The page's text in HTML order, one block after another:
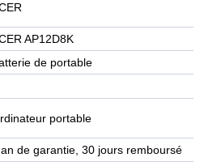
AP12D8K
de portable
portable
de garantie, 30 jours remboursé